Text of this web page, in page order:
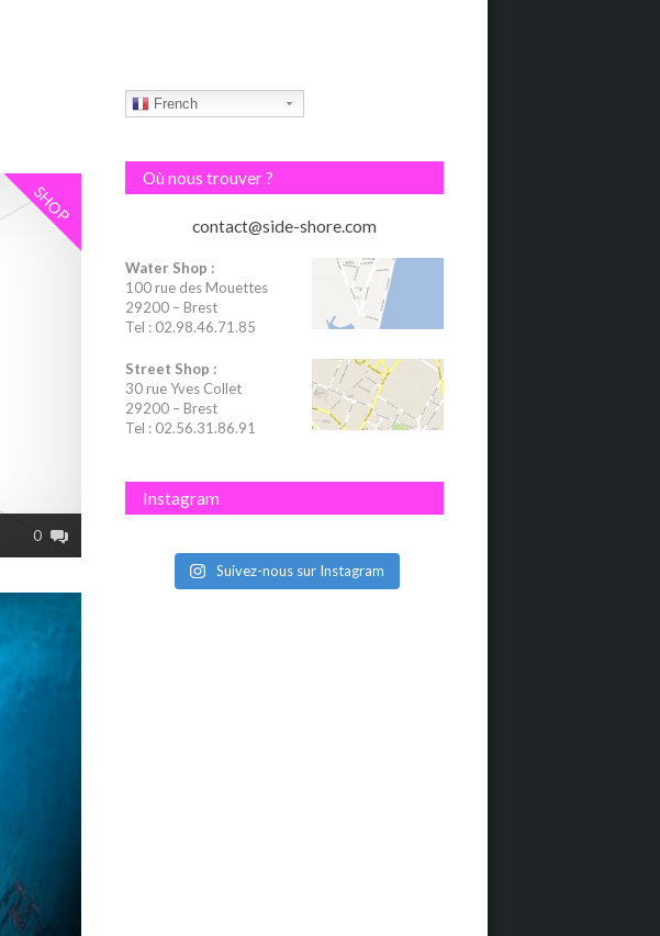
SHOP
0
French
Où nous trouver ?
contact@side-shore.com
Water Shop :
100 rue des Mouettes
29200 – Brest
Tel : 02.98.46.71.85
Street Shop :
30 rue Yves Collet
29200 – Brest
Tel : 02.56.31.86.91
Instagram
Suivez-nous sur Instagram